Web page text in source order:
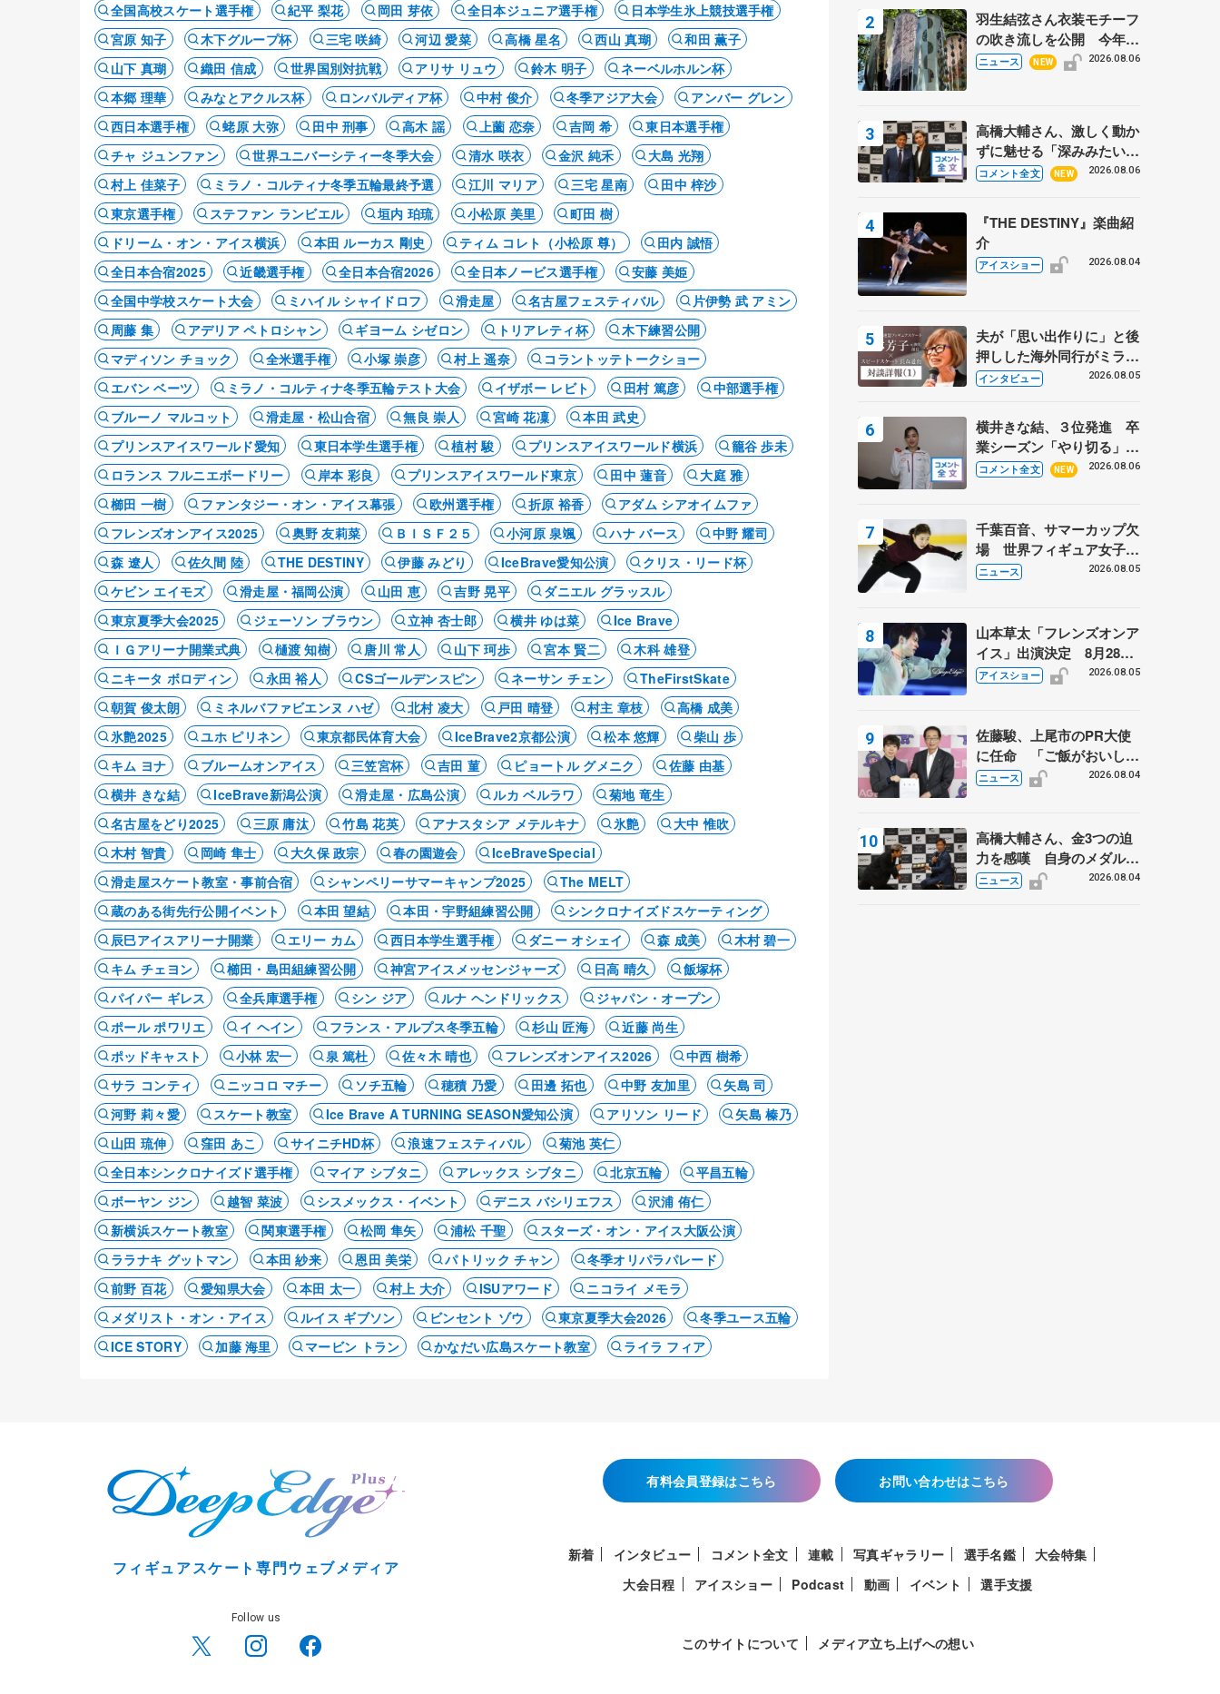
全国高校スケート選手権
紀平 梨花 岡田 芽依 全日本ジュニア選手権
日本学生氷上競技選手権
宮原 知子
木下グループ杯 三宅 咲綺 河辺 愛菜 高橋 星名 西山 真瑚
和田 薫子
山下 真瑚
織田 信成 世界国別対抗戦 アリサ リュウ 鈴木 明子
ネーベルホルン杯
本郷 理華
みなとアクルス杯 ロンバルディア杯 中村 俊介 冬季アジア大会
アンバー グレン
西日本選手権
蛯原 大弥 田中 刑事 高木 謡 上薗 恋奈 吉岡 希
東日本選手権
チャ ジュンファン
世界ユニバーシティー冬季大会 清水 咲衣 金沢 純禾
大島 光翔
村上 佳菜子
ミラノ・コルティナ冬季五輪最終予選 江川 マリア 三宅 星南
田中 梓沙
東京選手権
ステファン ランビエル 垣内 珀琉 小松原 美里
町田 樹
ドリーム・オン・アイス横浜
本田 ルーカス 剛史 ティム コレト（小松原 尊）
田内 誠悟
全日本合宿2025
近畿選手権 全日本合宿2026 全日本ノービス選手権
安藤 美姫
全国中学校スケート大会
ミハイル シャイドロフ 滑走屋 名古屋フェスティバル
片伊勢 武 アミン
周藤 集
アデリア ペトロシャン ギヨーム シゼロン トリアレティ杯
木下練習公開
マディソン チョック
全米選手権 小塚 崇彦 村上 遥奈
コラントッテトークショー
エバン ベーツ
ミラノ・コルティナ冬季五輪テスト大会 イザボー レビト 田村 篤彦
中部選手権
ブルーノ マルコット
滑走屋・松山合宿 無良 崇人 宮崎 花凜
本田 武史
プリンスアイスワールド愛知
東日本学生選手権 植村 駿 プリンスアイスワールド横浜
籠谷 歩未
ロランス フルニエボードリー
岸本 彩良 プリンスアイスワールド東京 田中 蓮音
大庭 雅
櫛田 一樹
ファンタジー・オン・アイス幕張 欧州選手権 折原 裕香
アダム シアオイムファ
フレンズオンアイス2025
奥野 友莉菜 ＢＩＳＦ２５ 小河原 泉颯 ハナ バース
中野 耀司
森 遼人
佐久間 陸 THE DESTINY 伊藤 みどり IceBrave愛知公演
クリス・リード杯
ケビン エイモズ
滑走屋・福岡公演 山田 恵 吉野 晃平
ダニエル グラッスル
東京夏季大会2025
ジェーソン ブラウン 立神 杏士郎 横井 ゆは菜
Ice Brave
ＩＧアリーナ開業式典
樋渡 知樹 唐川 常人 山下 珂歩 宮本 賢二
木科 雄登
ニキータ ボロディン
永田 裕人 CSゴールデンスピン ネーサン チェン
TheFirstSkate
朝賀 俊太朗
ミネルバファビエンヌ ハゼ 北村 凌大 戸田 晴登 村主 章枝
高橋 成美
氷艶2025
ユホ ピリネン 東京都民体育大会 IceBrave2京都公演 松本 悠輝
柴山 歩
キム ヨナ
ブルームオンアイス 三笠宮杯 吉田 菫 ピョートル グメニク
佐藤 由基
横井 きな結
IceBrave新潟公演 滑走屋・広島公演 ルカ ベルラワ
菊地 竜生
名古屋をどり2025
三原 庸汰 竹島 花英 アナスタシア メテルキナ 氷艶
大中 惟吹
木村 智貴
岡崎 隼士 大久保 政宗 春の園遊会
IceBraveSpecial
滑走屋スケート教室・事前合宿
シャンペリーサマーキャンプ2025
The MELT
蔵のある街先行公開イベント
本田 望結 本田・宇野組練習公開
シンクロナイズドスケーティング
辰巳アイスアリーナ開業
エリー カム 西日本学生選手権 ダニー オシェイ 森 成美
木村 碧一
キム チェヨン
櫛田・島田組練習公開 神宮アイスメッセンジャーズ 日高 晴久
飯塚杯
パイパー ギレス
全兵庫選手権 シン ジア ルナ ヘンドリックス
ジャパン・オープン
ポール ポワリエ
イ ヘイン フランス・アルプス冬季五輪 杉山 匠海
近藤 尚生
ポッドキャスト
小林 宏一 泉 篤杜 佐々木 晴也 フレンズオンアイス2026
中西 樹希
サラ コンティ
ニッコロ マチー ソチ五輪 穂積 乃愛 田邊 拓也 中野 友加里
矢島 司
河野 莉々愛
スケート教室 Ice Brave A TURNING SEASON愛知公演 アリソン リード
矢島 榛乃
山田 琉伸
窪田 あこ サイニチHD杯 浪速フェスティバル
菊池 英仁
全日本シンクロナイズド選手権
マイア シブタニ アレックス シブタニ 北京五輪
平昌五輪
ボーヤン ジン
越智 菜波 シスメックス・イベント デニス バシリエフス
沢浦 侑仁
新横浜スケート教室
関東選手権 松岡 隼矢 浦松 千聖
スターズ・オン・アイス大阪公演
ララナキ グットマン
本田 紗来 恩田 美栄 パトリック チャン
冬季オリパラパレード
前野 百花
愛知県大会 本田 太一 村上 大介 ISUアワード
ニコライ メモラ
メダリスト・オン・アイス
ルイス ギブソン ビンセント ゾウ 東京夏季大会2026
冬季ユース五輪
ICE STORY
加藤 海里 マービン トラン かなだい広島スケート教室 ライラ フィア
羽生結弦さん衣装モチーフ
の吹き流しを公開 今年は
「春よ、来い」、仙台の瑞
ニュース NEW 2026.08.06
高橋大輔さん、激しく動か
ずに魅せる「深みみたいな
ものは出てきている？」
あい
コメント全文 NEW 2026.08.06
『THE DESTINY』楽曲紹
介
アイスショー 2026.08.04
夫が「思い出作りに」と後
押しした海外同行がミラノ
まで… 繁華街のリンクで
に 小林芳子さんが振り返
るスケート人生
インタビュー 2026.08.05
横井きな結、３位発進 卒
業シーズン「やり切る」
【みなとアクルス杯SP】
コメント全文 NEW 2026.08.06
千葉百音、サマーカップ欠
場 世界フィギュア女子2
位
ニュース 2026.08.05
山本草太「フレンズオンア
イス」出演決定 8月28日
（金）2公演のみ 荒川静
アイスショー 2026.08.05
佐藤駿、上尾市のPR大使
に任命 「ご飯がおいし
く、住みやすいのが魅力」
ニュース 2026.08.04
高橋大輔さん、金3つの迫
力を感嘆 自身のメダルは
「どちらに？」 〝リス兄
ニュース 2026.08.04
フィギュアスケート専門ウェブメディア
Follow us
有料会員登録はこちら お問い合わせはこちら
新着 インタビュー コメント全文 連載 写真ギャラリー 選手名鑑
大会特集
大会日程
アイスショー Podcast 動画 イベント 選手支援
このサイトについて メディア立ち上げへの想い